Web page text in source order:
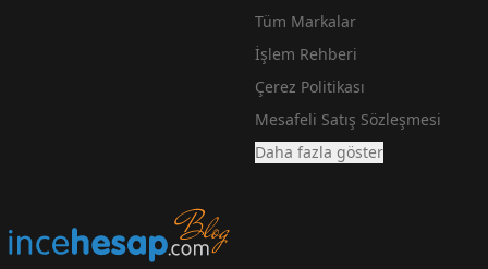
Tüm Markalar
İşlem Rehberi
Çerez Politikası
Mesafeli Satış Sözleşmesi
Daha fazla göster